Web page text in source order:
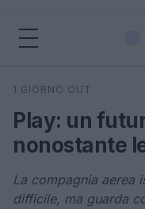
Cerca
1 GIORNO OUT
Play: un
nonostante
La compagnia aerea
difficile, ma guarda